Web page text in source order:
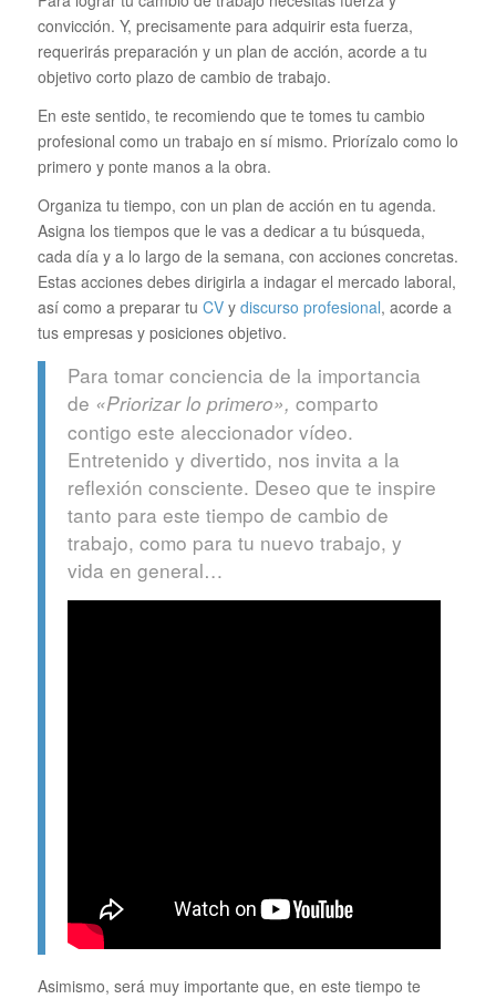
convicción. Y, precisamente para adquirir esta fuerza,
requerirás preparación y un plan de acción, acorde a tu
objetivo corto plazo de cambio de trabajo.
En este sentido, te recomiendo que te tomes tu cambio
profesional como un trabajo en sí mismo. Priorízalo como lo
primero y ponte manos a la obra.
Organiza tu tiempo, con un plan de acción en tu agenda.
Asigna los tiempos que le vas a dedicar a tu búsqueda,
cada día y a lo largo de la semana, con acciones concretas.
Estas acciones debes dirigirla a indagar el mercado laboral,
así como a preparar tu CVy discurso profesional, acorde a
tus empresas y posiciones objetivo.
Para tomar conciencia de la importancia
de «Priorizar lo primero», comparto
contigo este aleccionador vídeo.
Entretenido y divertido, nos invita a la
reflexión consciente. Deseo que te inspire
tanto para este tiempo de cambio de
trabajo, como para tu nuevo trabajo, y
vida en general…
Asimismo, será muy importante que, en este tiempo te